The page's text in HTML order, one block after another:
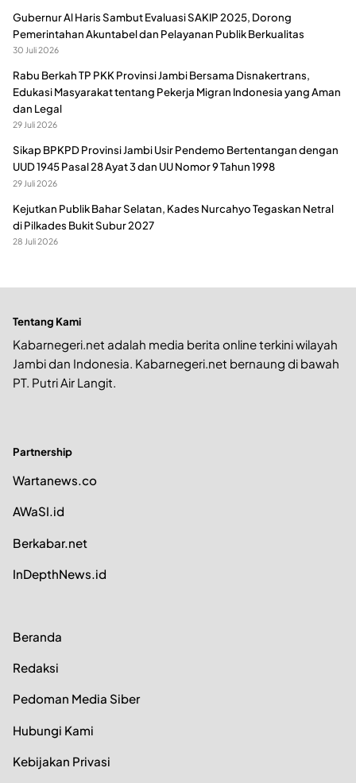
Gubernur Al Haris Sambut Evaluasi SAKIP 2025, Dorong
Pemerintahan Akuntabel dan Pelayanan Publik Berkualitas
30 Juli 2026
Rabu Berkah TP PKK Provinsi Jambi Bersama Disnakertrans,
Edukasi Masyarakat tentang Pekerja Migran Indonesia yang Aman
dan Legal
29 Juli 2026
Sikap BPKPD Provinsi Jambi Usir Pendemo Bertentangan dengan
UUD 1945 Pasal 28 Ayat 3 dan UU Nomor 9 Tahun 1998
29 Juli 2026
Kejutkan Publik Bahar Selatan, Kades Nurcahyo Tegaskan Netral
di Pilkades Bukit Subur 2027
28 Juli 2026
Tentang Kami
Kabarnegeri.net adalah media berita online terkini wilayah
Jambi dan Indonesia. Kabarnegeri.net bernaung di bawah
PT. Putri Air Langit.
Partnership
Wartanews.co
AWaSI.id
Berkabar.net
InDepthNews.id
Beranda
Redaksi
Pedoman Media Siber
Hubungi Kami
Kebijakan Privasi